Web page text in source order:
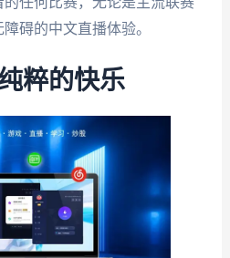
碍的中文直播体验。
粹的快乐